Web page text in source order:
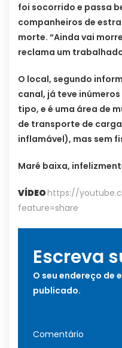
foi socorrido e passa
companheiros de
morte. “Ainda vai
reclama um
O local, segundo
canal, já teve
tipo, e é uma área de
de transporte de
inflamável), mas sem
Maré baixa,
VÍDEOhttps://
feature=share
Escreva
O seu endereço de
publicado.
Comentário